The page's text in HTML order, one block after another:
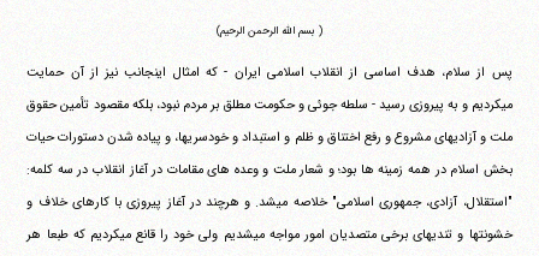
( بسم الله الرحمن الرحیم)
پس از سلام، هدف اساسی از انقلاب اسلامی ایران - که امثال اینجانب نیز از آن حمایت
می‎کردیم و به پیروزی رسید - سلطه جوئی و حکومت مطلق بر مردم نبود، بلکه مقصود تأمین حقوق
ملت و آزادیهای مشروع و رفع اختناق و ظلم و استبداد و خودسریها، و پیاده شدن دستورات حیات
بخش اسلام در همه زمینه ها بود؛ و شعار ملت و وعده های مقامات در آغاز انقلاب در سه کلمه:
"استقلال، آزادی، جمهوری اسلامی" خلاصه می‎شد. و هرچند در آغاز پیروزی با کارهای خلاف و
خشونتها و تندیهای برخی متصدیان امور مواجه می‎شدیم ولی خود را قانع می‎کردیم که طبعا هر